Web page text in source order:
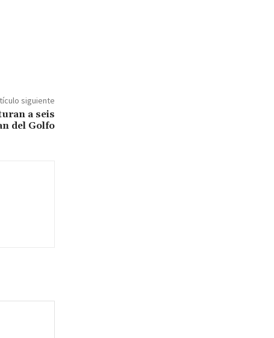
siguiente
a seis
del Golfo